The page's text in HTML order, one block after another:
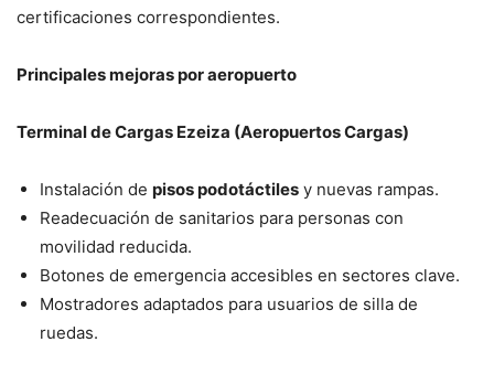
certificaciones correspondientes.
Principales mejoras por aeropuerto
Terminal de Cargas Ezeiza (Aeropuertos Cargas)
Instalación de pisos podotáctiles y nuevas rampas.
Readecuación de sanitarios para personas con
movilidad reducida.
Botones de emergencia accesibles en sectores clave.
Mostradores adaptados para usuarios de silla de
ruedas.